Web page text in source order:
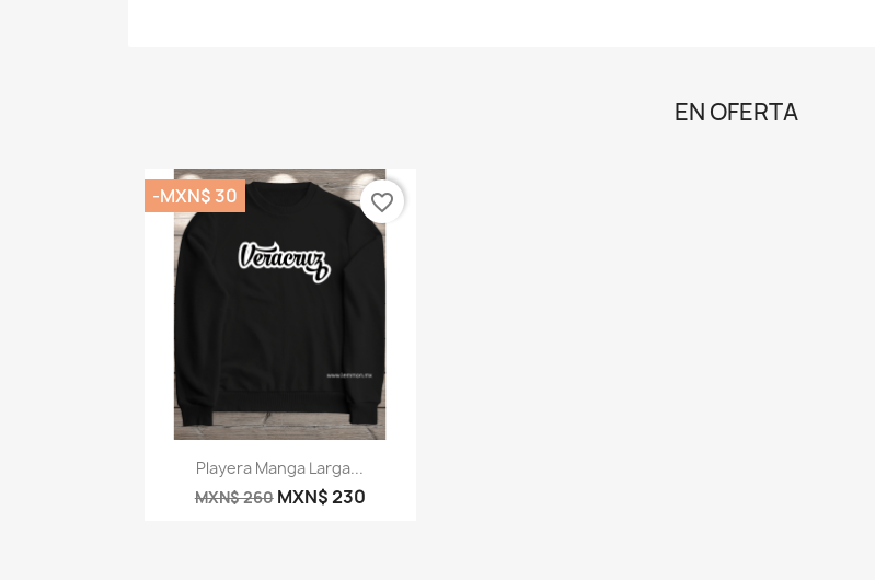
EN OFERTA
Vista rápida
Playera Manga Larga...
MXN$ 260 MXN$ 230
-MXN$ 30 favorite_border